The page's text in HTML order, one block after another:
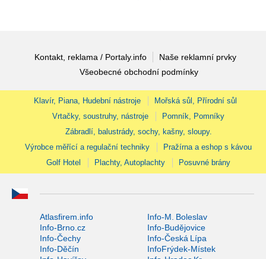
Kontakt, reklama / Portaly.info
Naše reklamní prvky
Všeobecné obchodní podmínky
Klavír, Piana, Hudební nástroje
Mořská sůl, Přírodní sůl
Vrtačky, soustruhy, nástroje
Pomník, Pomníky
Zábradlí, balustrády, sochy, kašny, sloupy.
Výrobce měřící a regulační techniky
Pražírna a eshop s kávou
Golf Hotel
Plachty, Autoplachty Posuvné brány
Atlasfirem.info
Info-M. Boleslav
Info-Brno.cz
Info-Budějovice
Info-Čechy
Info-Česká Lípa
Info-Děčín
InfoFrýdek-Místek